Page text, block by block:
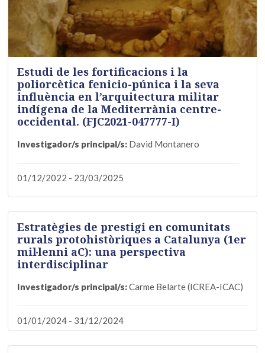
Estudi de les fortificacions i la
poliorcètica fenicio-púnica i la seva
influència en l’arquitectura militar
indígena de la Mediterrània centre-
occidental. (FJC2021-047777-I)
Investigador/s principal/s: David Montanero
01/12/2022 - 23/03/2025
Estratègies de prestigi en comunitats
rurals protohistòriques a Catalunya (1er
mil·lenni aC): una perspectiva
interdisciplinar
Investigador/s principal/s:Carme Belarte (ICREA-ICAC)
01/01/2024 - 31/12/2024